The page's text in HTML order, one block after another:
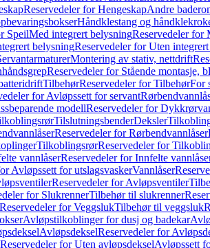
Reservedeler for HengeskapAndre
Håndklestang og
SpeilMed integrert belysningReservedeler for
belysningReservedeler for Uten
Montering av stativ, nettdrift
Reservedeler for Stående montasje,
TilbehørReservedeler for TilbehørFor
for Avløpssett for servant
modellReservedeler for
TilslutningsbenderDeksler
Reservedeler for Rørbendvannlåser
TilkoblingsrørReservedeler for
vannlåserReservedeler for Innfelte
Avløpssett for utslagsvaskerVannlåser
Reservedeler for Avløpsventiler
for SlukrennerTilbehør til slukrenner
Reservedeler for VeggslukTilbehør til veggsluk
Avløpstilkoblinger for dusj og badekar
AvløpsdekselReservedeler for
Reservedeler for Uten avløpsdekselAvløpssett